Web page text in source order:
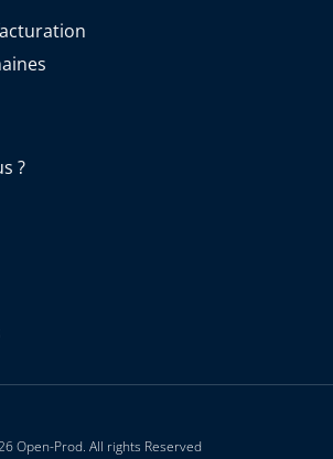
?
Open-Prod. All rights Reserved